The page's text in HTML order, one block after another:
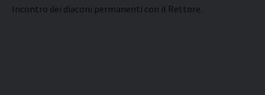
Incontro dei diaconi permanenti con il Rettore.